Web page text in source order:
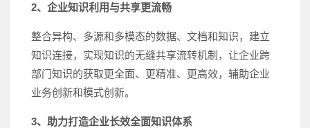
2、企业知识利用与共享更流畅
整合异构、多源和多模态的数据、文档和知识，建立
知识连接，实现知识的无缝共享流转机制，让企业跨
部门知识的获取更全面、更精准、更高效，辅助企业
业务创新和模式创新。
3、助力打造企业长效全面知识体系